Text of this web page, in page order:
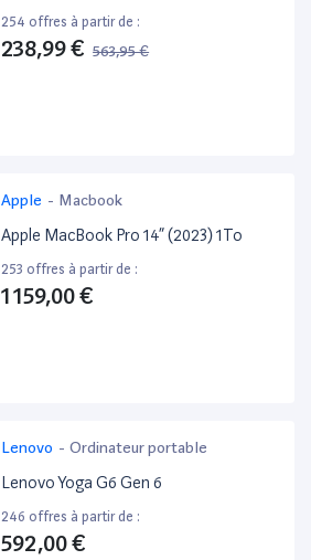
254 offres à partir de :
238,99 € 563,95 €
Apple - Macbook
Apple MacBook Pro 14” (2023) 1To
253 offres à partir de :
1 159,00 €
Lenovo - Ordinateur portable
Lenovo Yoga G6 Gen 6
246 offres à partir de :
592,00 €